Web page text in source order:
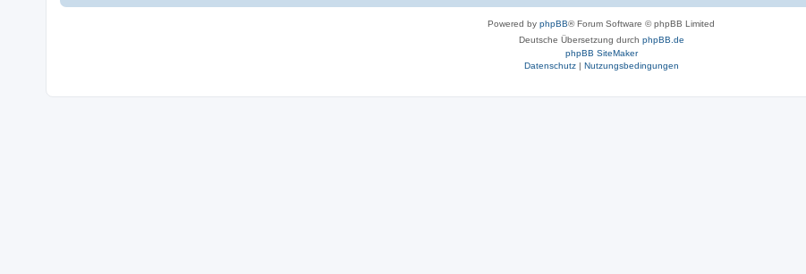
Powered by phpBB® Forum Software © phpBB Limited
Deutsche Übersetzung durch phpBB.de
phpBB SiteMaker
Datenschutz| Nutzungsbedingungen